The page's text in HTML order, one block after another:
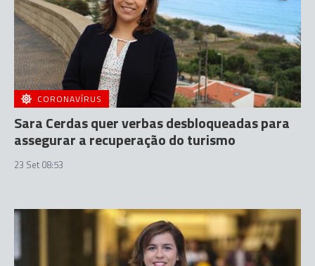
CORONAVÍRUS
Sara Cerdas quer verbas desbloqueadas para
assegurar a recuperação do turismo
23 Set 08:53